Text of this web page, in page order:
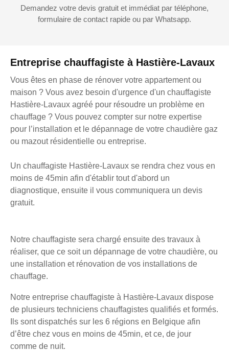
Entreprise chauffagiste à Hastière-Lavaux
Vous êtes en phase de rénover votre appartement ou
maison ? Vous avez besoin d'urgence d'un chauffagiste
Hastière-Lavaux agréé pour résoudre un problème en
chauffage ? Vous pouvez compter sur notre expertise
pour l’installation et le dépannage de votre chaudière gaz
ou mazout résidentielle ou entreprise.
Un chauffagiste Hastière-Lavaux se rendra chez vous en
moins de 45min afin d'établir tout d'abord un
diagnostique, ensuite il vous communiquera un devis
gratuit.
Notre chauffagiste sera chargé ensuite des travaux à
réaliser, que ce soit un dépannage de votre chaudière, ou
une installation et rénovation de vos installations de
chauffage.
Notre entreprise chauffagiste à Hastière-Lavaux dispose
de plusieurs techniciens chauffagistes qualifiés et formés.
Ils sont dispatchés sur les 6 régions en Belgique afin
d’être chez vous en moins de 45min, et ce, de jour
comme de nuit.
Demandez votre devis gratuit et immédiat par téléphone,
formulaire de contact rapide ou par Whatsapp.